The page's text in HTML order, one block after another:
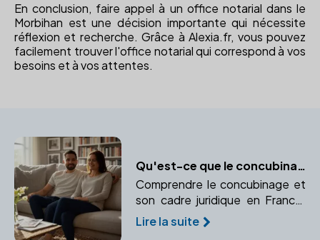
En conclusion, faire appel à un office notarial dans le
Morbihan est une décision importante qui nécessite
réflexion et recherche. Grâce à Alexia.fr, vous pouvez
facilement trouver l'office notarial qui correspond à vos
besoins et à vos attentes.
Qu'est-ce que le concubinage ?
Comprendre le concubinage et
son cadre juridique en France.
Faites appel à un notaire pour
sécuriser votre situation.
Lire la suite